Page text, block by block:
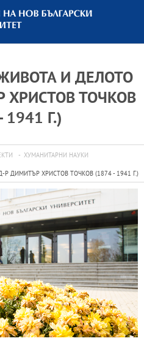
И ДЕЛОТО
ТОЧКОВ
1941 Г.)
ХУМАНИТАРНИ НАУКИ
ДИМИТЪР ХРИСТОВ ТОЧКОВ (1874 - 1941 Г.)